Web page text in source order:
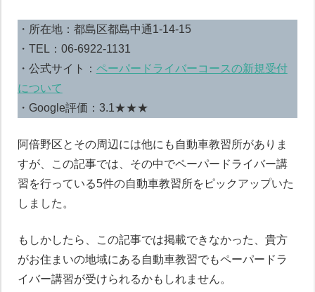
・所在地：都島区都島中通1-14-15
・TEL：06-6922-1131
・公式サイト： ペーパードライバーコースの新規受付
について
・Google評価：3.1★★★
阿倍野区とその周辺には他にも自動車教習所がありま
すが、この記事では、その中でペーパードライバー講
習を行っている5件の自動車教習所をピックアップいた
しました。
もしかしたら、この記事では掲載できなかった、貴方
がお住まいの地域にある自動車教習でもペーパードラ
イバー講習が受けられるかもしれません。